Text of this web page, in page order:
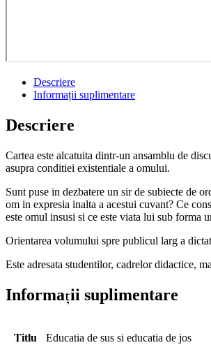
Descriere
Informații suplimentare
Descriere
Cartea este alcatuita dintr-un ansamblu de
asupra conditiei existentiale a omului.
Sunt puse in dezbatere un sir de subiecte de
om in expresia inalta a acestui cuvant? Ce
este omul insusi si ce este viata lui sub forma
Orientarea volumului spre publicul larg a
Este adresata studentilor, cadrelor didactice,
Informații suplimentare
Titlu Educatia de sus si educatia de jos